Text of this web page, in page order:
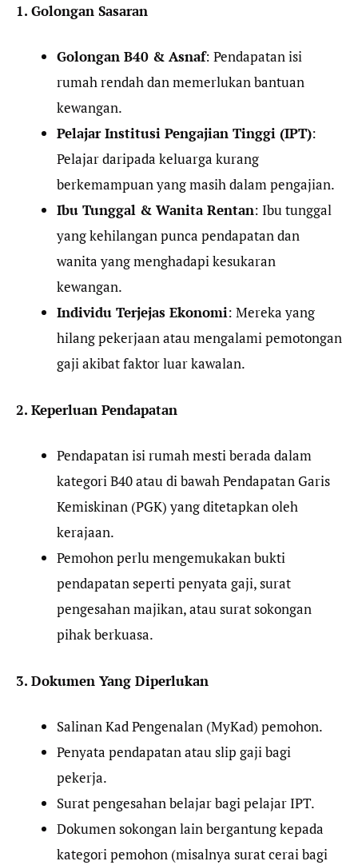
1. Golongan Sasaran
Golongan B40 & Asnaf: Pendapatan isi
rumah rendah dan memerlukan bantuan
kewangan.
Pelajar Institusi Pengajian Tinggi (IPT):
Pelajar daripada keluarga kurang
berkemampuan yang masih dalam pengajian.
Ibu Tunggal & Wanita Rentan: Ibu tunggal
yang kehilangan punca pendapatan dan
wanita yang menghadapi kesukaran
kewangan.
Individu Terjejas Ekonomi: Mereka yang
hilang pekerjaan atau mengalami pemotongan
gaji akibat faktor luar kawalan.
2. Keperluan Pendapatan
Pendapatan isi rumah mesti berada dalam
kategori B40 atau di bawah Pendapatan Garis
Kemiskinan (PGK) yang ditetapkan oleh
kerajaan.
Pemohon perlu mengemukakan bukti
pendapatan seperti penyata gaji, surat
pengesahan majikan, atau surat sokongan
pihak berkuasa.
3. Dokumen Yang Diperlukan
Salinan Kad Pengenalan (MyKad) pemohon.
Penyata pendapatan atau slip gaji bagi
pekerja.
Surat pengesahan belajar bagi pelajar IPT.
Dokumen sokongan lain bergantung kepada
kategori pemohon (misalnya surat cerai bagi